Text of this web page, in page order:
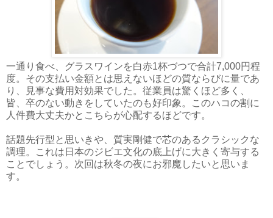
一通り食べ、グラスワインを白赤1杯づつで合計7,000円程
度。その支払い金額とは思えないほどの質ならびに量であ
り、見事な費用対効果でした。従業員は驚くほど多く、
皆、卒のない動きをしていたのも好印象。このハコの割に
人件費大丈夫かとこちらが心配するほどです。
話題先行型と思いきや、質実剛健で芯のあるクラシックな
調理。これは日本のジビエ文化の底上げに大きく寄与する
ことでしょう。次回は秋冬の夜にお邪魔したいと思いま
す。